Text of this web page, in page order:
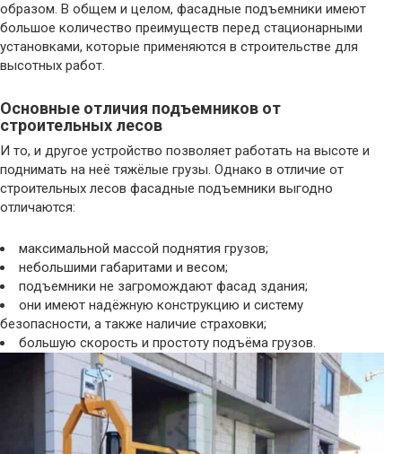
образом. В общем и целом, фасадные подъемники имеют
большое количество преимуществ перед стационарными
установками, которые применяются в строительстве для
высотных работ.
Основные отличия подъемников от
строительных лесов
И то, и другое устройство позволяет работать на высоте и
поднимать на неё тяжёлые грузы. Однако в отличие от
строительных лесов фасадные подъемники выгодно
отличаются:
максимальной массой поднятия грузов;
небольшими габаритами и весом;
подъемники не загромождают фасад здания;
они имеют надёжную конструкцию и систему
безопасности, а также наличие страховки;
большую скорость и простоту подъёма грузов.